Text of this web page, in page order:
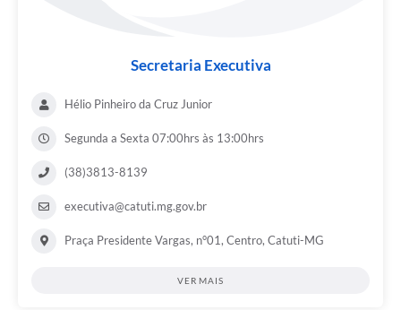
Secretaria Executiva
Hélio Pinheiro da Cruz Junior
Segunda a Sexta 07:00hrs às 13:00hrs
(38)3813-8139
executiva@catuti.mg.gov.br
Praça Presidente Vargas, n°01, Centro, Catuti-MG
VER MAIS